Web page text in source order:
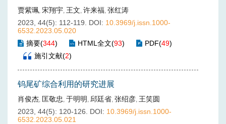
贾紫珮, 宋翔宇, 王文, 许来福, 张红涛
2023, 44(5): 112-119.
DOI: 10.3969/j.issn.1000-
6532.2023.05.020
摘要(344) HTML全文(93) PDF(49)
施引文献(2)
钨尾矿综合利用的研究进展
肖俊杰, 匡敬忠, 于明明 , 邱廷省, 张绍彦, 王笑圆
2023, 44(5): 120-126.
DOI: 10.3969/j.issn.1000-
6532.2023.05.021